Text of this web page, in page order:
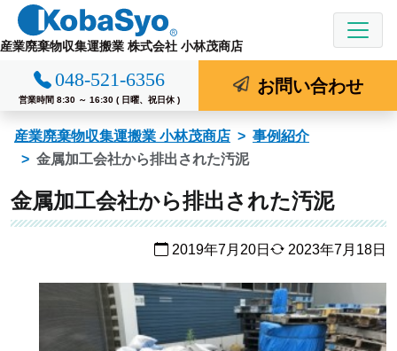
テ
ッ
プ
産業廃棄物収集運搬業 株式会社 小林茂商店
048-521-6356
営業時間 8:30 ～ 16:30 ( 日曜、祝日休 )
お問い合わせ
産業廃棄物収集運搬業 小林茂商店
事例紹介
金属加工会社から排出された汚泥
金属加工会社から排出された汚泥
2019年7月20日 2023年7月18日